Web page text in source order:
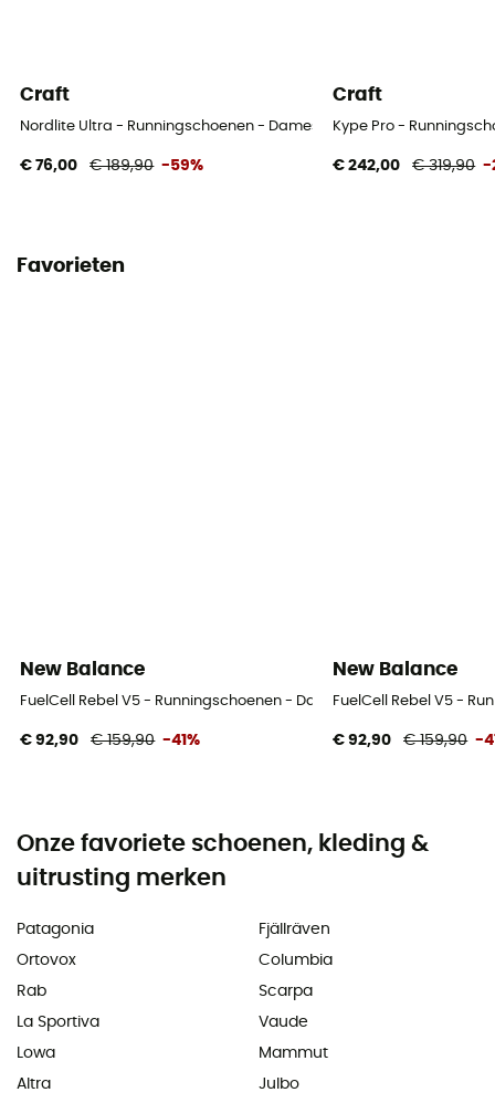
Craft
Nordlite Ultra - Runningschoenen - Dames
€ 76,00 € 189,90 -59%
Craft
Kype Pro -
€ 242,00 € 319,90 -
Favorieten
New Balance
FuelCell Rebel V5 - Runningschoenen - Dames
€ 92,90 € 159,90 -41%
New Balance
FuelCell Rebel V5 -
€ 92,90 € 159,90 -
Onze favoriete schoenen, kleding &
uitrusting merken
Patagonia
Ortovox
Rab
La Sportiva
Lowa
Altra
Fjällräven
Columbia
Scarpa
Vaude
Mammut
Julbo